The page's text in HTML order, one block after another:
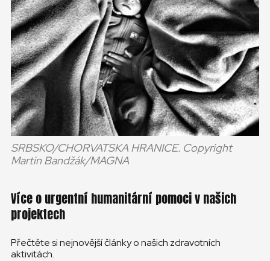
SRBSKO/CHORVATSKA HRANICE. Copyright
Martin Bandžák/MAGNA
Více o urgentní humanitární pomoci v našich
projektech
Přečtěte si nejnovější články o našich zdravotních
aktivitách.